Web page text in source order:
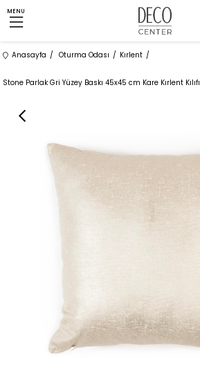
MENU
Anasayfa Oturma Odası Kırlent
Stone Parlak Gri Yüzey Baskı 45x45 cm Kare Kırlent Kılıfı